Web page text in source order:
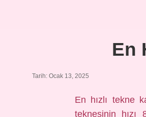
En
Tarih: Ocak 13, 2025
En hızlı tekne
teknesinin hızı